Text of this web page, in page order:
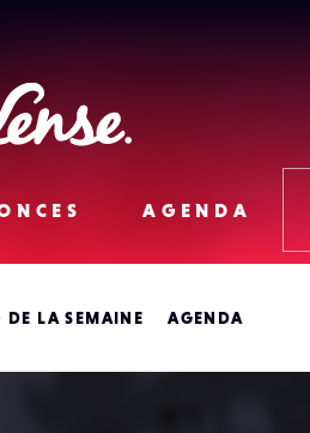
Lense
AGENDA
DE LA SEMAINE AGENDA